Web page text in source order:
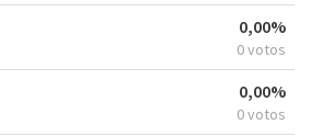
0,00%
0 votos
0,00%
0 votos